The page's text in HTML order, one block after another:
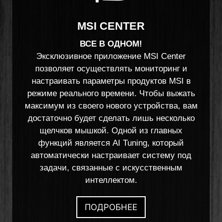
MSI CENTER
ВСЕ В ОДНОМ!
Эксклюзивное приложение MSI Center
позволяет осуществлять мониторинг и
настраивать параметры продуктов MSI в
режиме реального времени. Чтобы выжать
максимум из своего нового устройства, вам
достаточно будет сделать лишь несколько
щелчков мышкой. Одной из главных
функций является AI Tuning, который
автоматически настраивает систему под
задачи, связанные с искусственным
интеллектом.
ПОДРОБНЕЕ